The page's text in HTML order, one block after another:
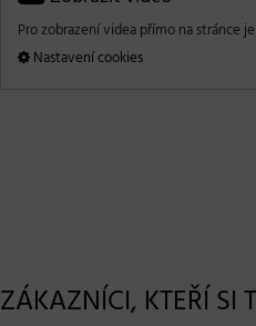
Pro zobrazení videa přímo na stránce
Nastavení cookies
ZÁKAZNÍCI, KTEŘÍ SI